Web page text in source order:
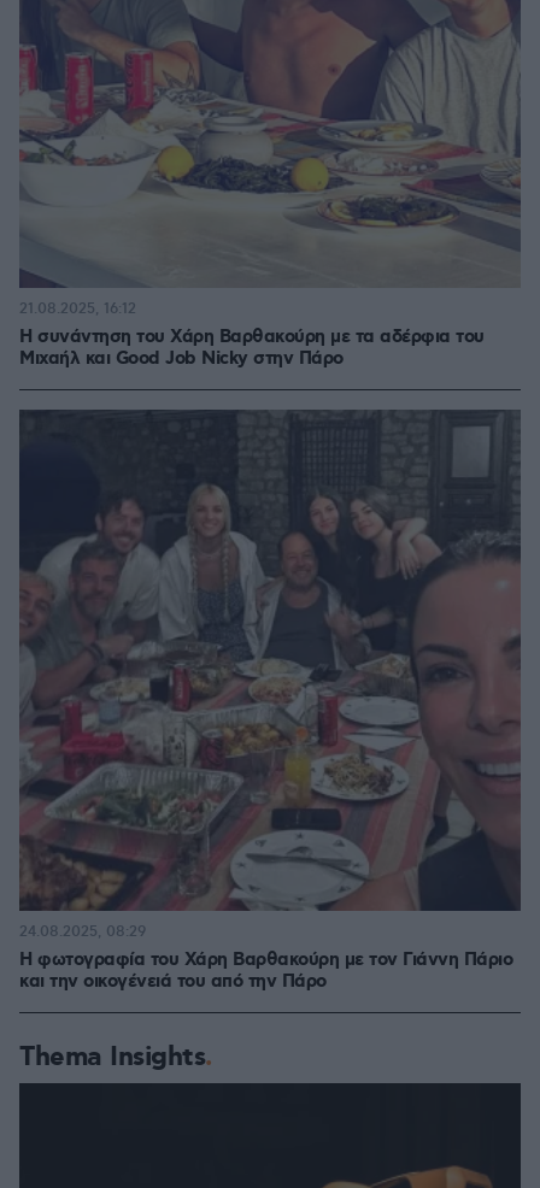
Η συνάντηση του Χάρη Βαρθακούρη με τα αδέρφια του
Μιχαήλ και Good Job Nicky στην Πάρο
21.08.2025, 16:12
Η φωτογραφία του Χάρη Βαρθακούρη με τον Γιάννη Πάριο
και την οικογένειά του από την Πάρο
24.08.2025, 08:29
Thema Insights